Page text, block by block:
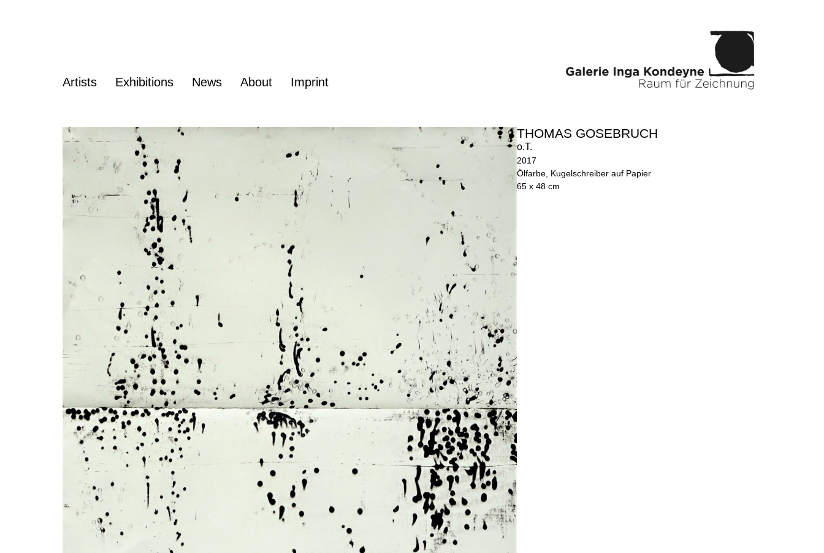
Artists Exhibitions News About Imprint
THOMAS GOSEBRUCH
o.T.
2017
Ölfarbe, Kugelschreiber auf Papier
65 x 48 cm